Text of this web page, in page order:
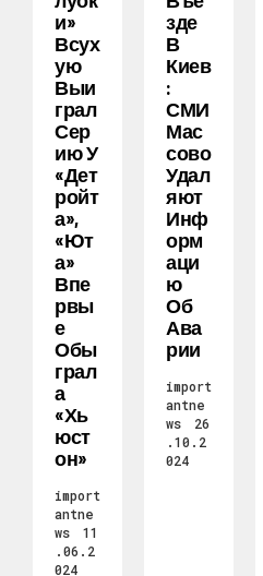
И»
Всух
Ую
Выи
Грал
Сер
Ию У
«Дет
Ройт
А»,
«Ют
А»
Впе
Рвы
Е
Обы
Грал
А
«Хь
Юст
Он»
import
antne
ws
11
.06.2
024
Зде
В
Киев
:
СМИ
Мас
Сово
Удал
Яют
Инф
Орм
Аци
Ю
Об
Ава
Рии
import
antne
ws
26
.10.2
024